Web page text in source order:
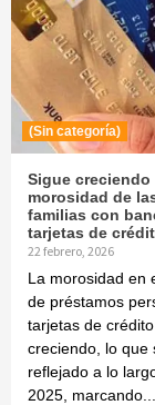
(Sin categoría)
Sigue creciendo
morosidad de
familias con
tarjetas de
22 febrero, 2026
La morosidad en
de préstamos
tarjetas de
creciendo, lo que
reflejado a lo
2025, marcando...